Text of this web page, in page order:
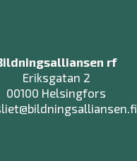
rf
Eriksgatan 2
00100 Helsingfors